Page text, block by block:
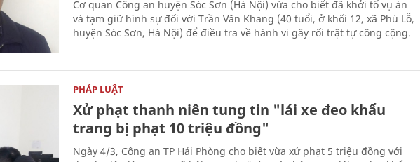
Cơ quan Công an huyện Sóc Sơn (Hà Nội) vừa cho biết đã khởi tố vụ án
và tạm giữ hình sự đối với Trần Văn Khang (40 tuổi, ở khối 12, xã Phù Lỗ,
huyện Sóc Sơn, Hà Nội) để điều tra về hành vi gây rối trật tự công cộng.
PHÁP LUẬT
Xử phạt thanh niên tung tin "lái xe đeo khẩu
trang bị phạt 10 triệu đồng"
Ngày 4/3, Công an TP Hải Phòng cho biết vừa xử phạt 5 triệu đồng với